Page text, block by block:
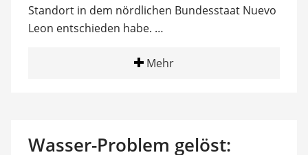
Standort in dem nördlichen Bundesstaat Nuevo
Leon entschieden habe. …
Mehr
Wasser-Problem gelöst: